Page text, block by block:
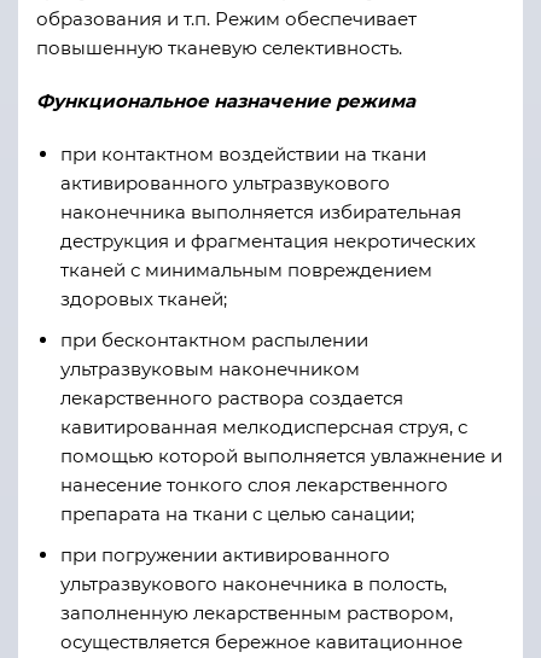
образования и т.п. Режим обеспечивает
повышенную тканевую селективность.
Функциональное назначение режима
при контактном воздействии на ткани
активированного ультразвукового
наконечника выполняется избирательная
деструкция и фрагментация некротических
тканей с минимальным повреждением
здоровых тканей;
при бесконтактном распылении
ультразвуковым наконечником
лекарственного раствора создается
кавитированная мелкодисперсная струя, с
помощью которой выполняется увлажнение и
нанесение тонкого слоя лекарственного
препарата на ткани с целью санации;
при погружении активированного
ультразвукового наконечника в полость,
заполненную лекарственным раствором,
осуществляется бережное кавитационное